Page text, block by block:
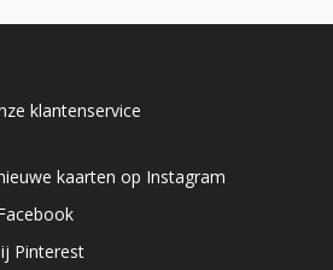
klantenservice
kaarten op Instagram
Pinterest